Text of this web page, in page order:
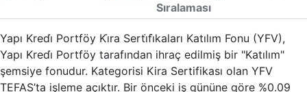
Sıralaması
Yapı Kredi̇ Portföy Ki̇ra Serti̇fi̇kaları Katılım Fonu (YFV),
Yapı Kredi̇ Portföy tarafından ihraç edilmiş bir "Katılım"
şemsiye fonudur. Kategorisi Kira Sertifikası olan YFV
TEFAS’ta işleme açıktır. Bir önceki iş gününe göre %0.09